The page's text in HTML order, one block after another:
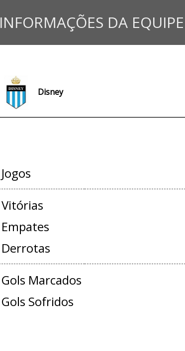
INFORMAÇÕES DA EQUIPE
Disney
Jogos
Vitórias
Empates
Derrotas
Gols Marcados
Gols Sofridos